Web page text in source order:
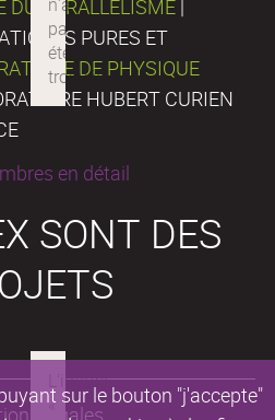
sur le bouton "j'accepte"
DU PARALLÉLISME |
PURES ET
DE PHYSIQUE
HUBERT CURIEN
en détail
SONT DES